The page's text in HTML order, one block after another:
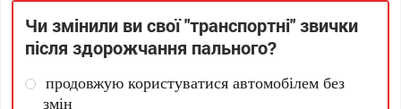
Чи змінили ви свої "транспортні" звички
після здорожчання пального?
продовжую користуватися автомобілем без
змін